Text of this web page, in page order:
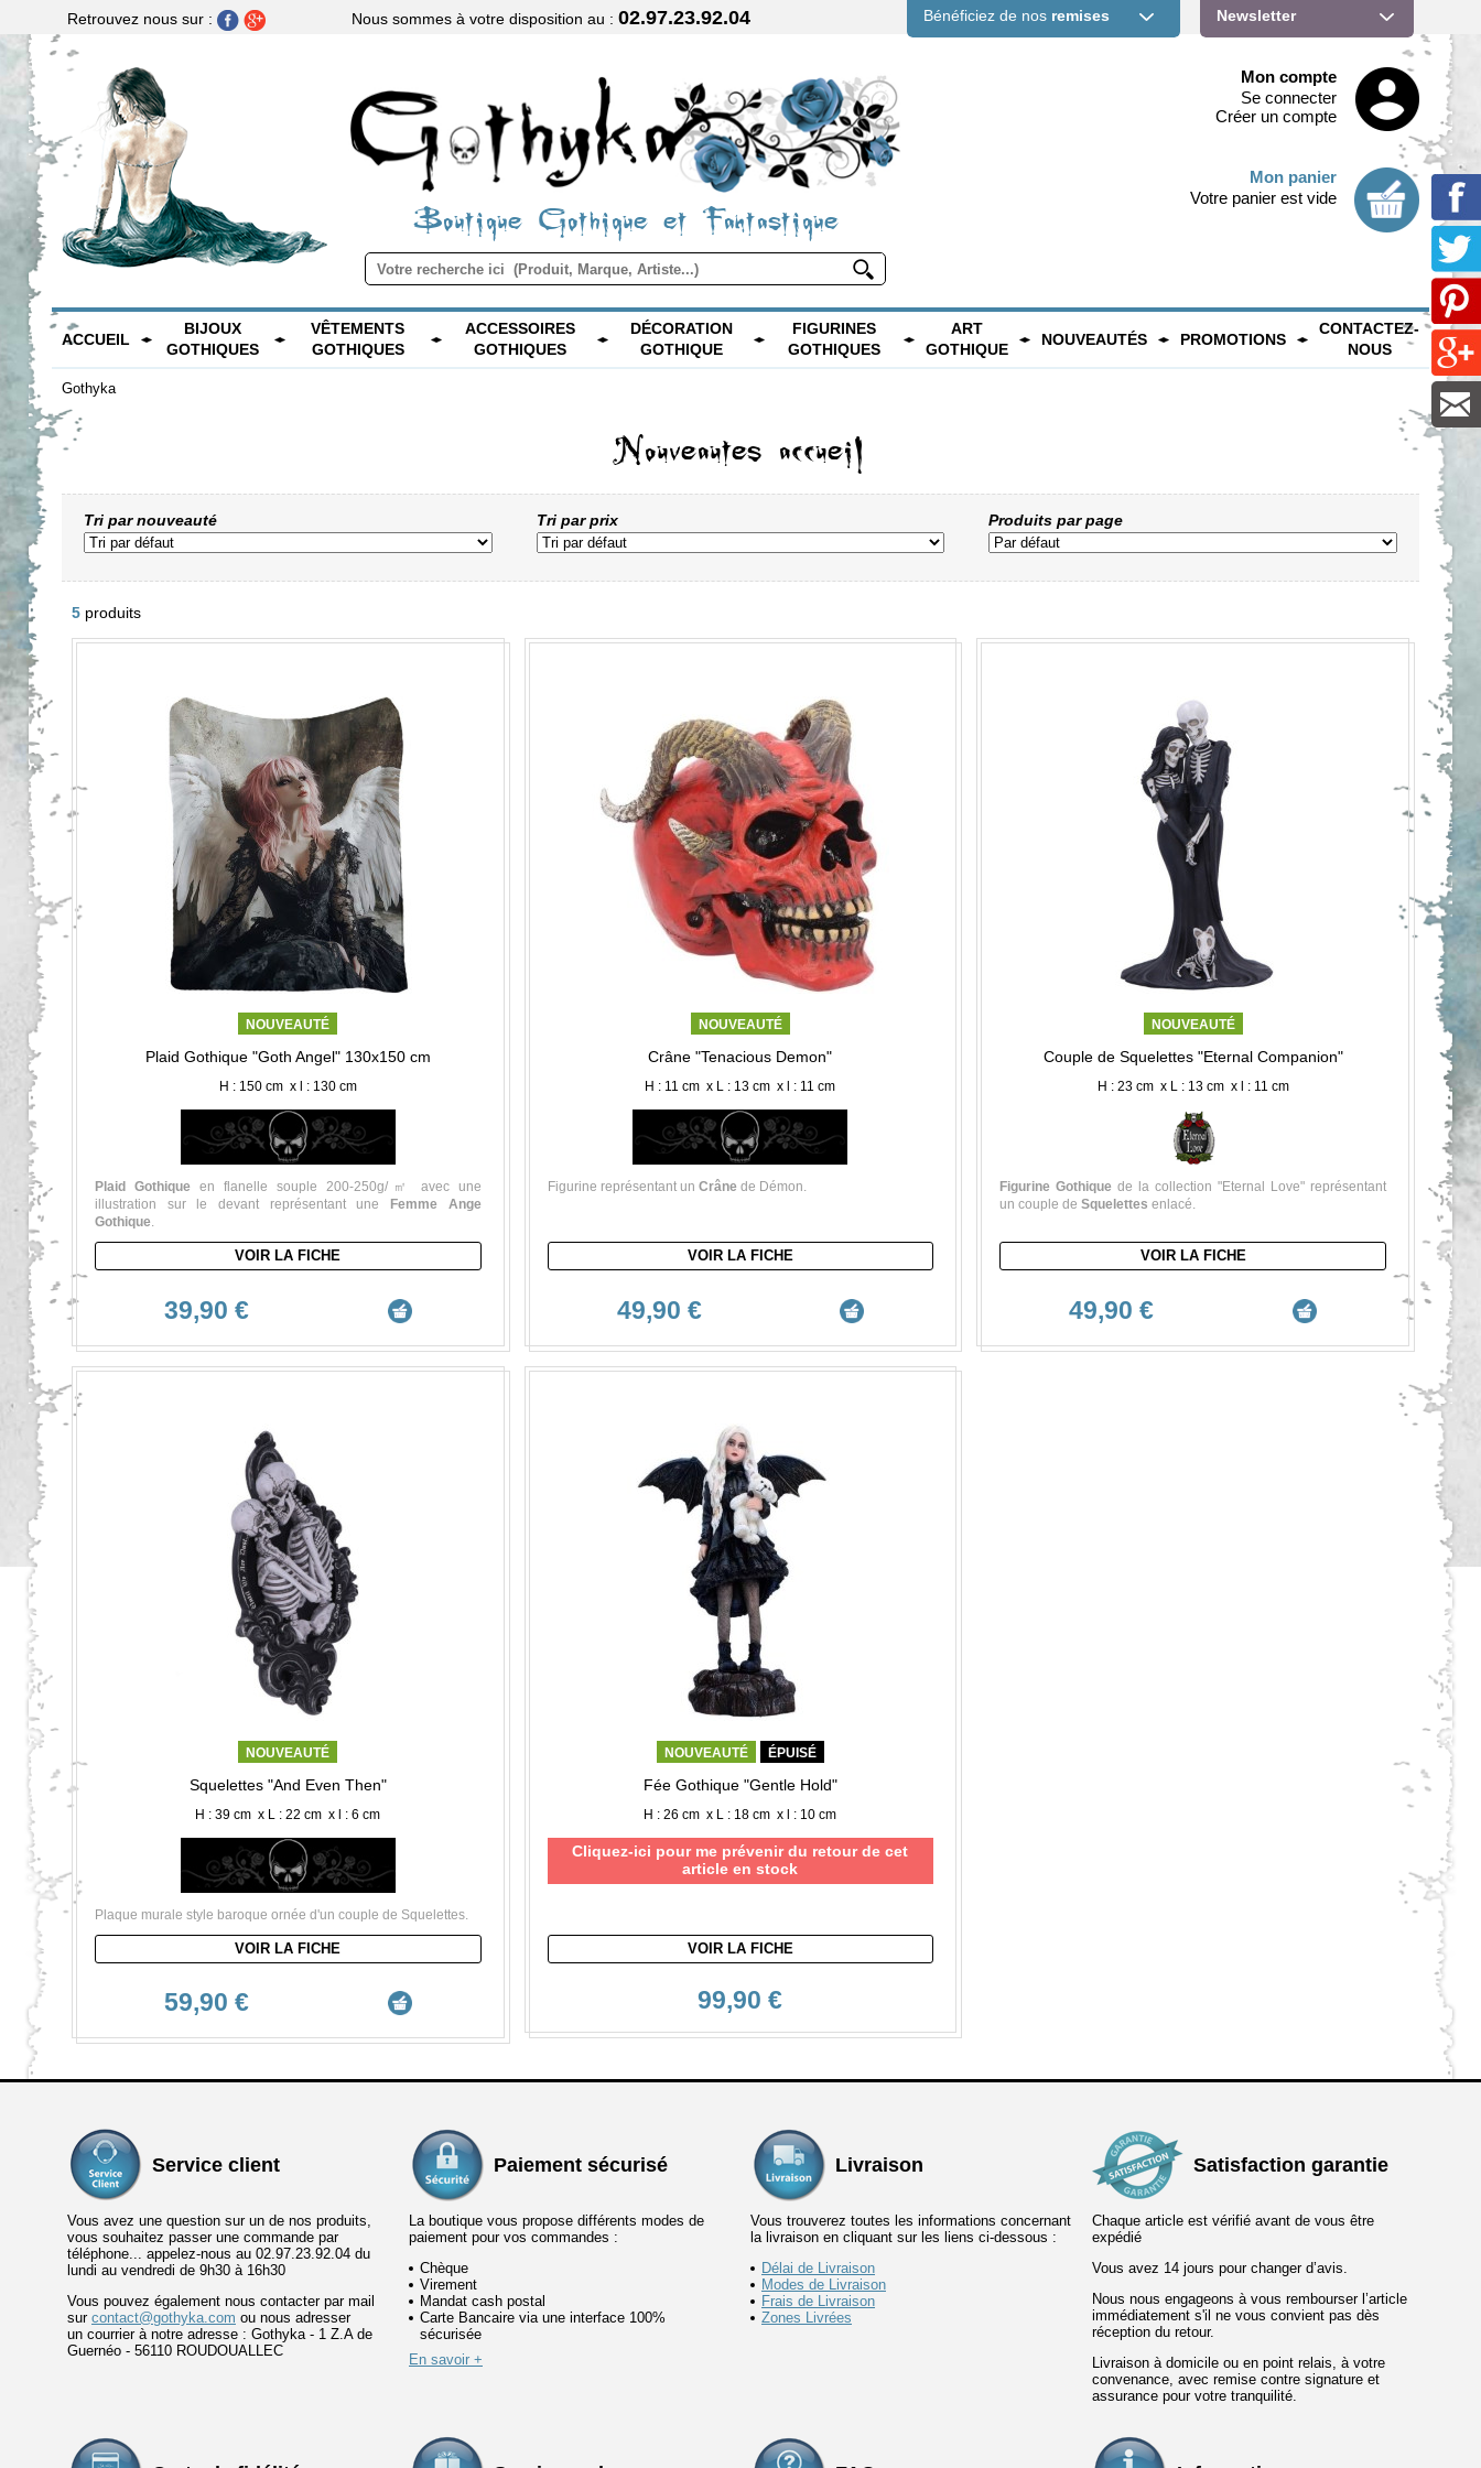
Retrouvez nous sur : Nous sommes à votre disposition au :02.97.23.92.04 Bénéficiez de nos remises Newsletter
Boutique Gothique et Fantastique
Mon compte
Se connecter
Créer un compte
Mon panier
Votre panier est vide
ACCUEIL
BIJOUX
GOTHIQUES
VÊTEMENTS
GOTHIQUES
ACCESSOIRES
GOTHIQUES
DÉCORATION
GOTHIQUE
FIGURINES
GOTHIQUES
ART
GOTHIQUE
NOUVEAUTÉS PROMOTIONS
CONTACTEZ-
NOUS
Gothyka
Nouveautes accueil
Tri par nouveauté Tri par prix Produits par page
5 produits
NOUVEAUTÉ
Plaid Gothique "Goth Angel" 130x150 cm
H : 150 cm x l : 130 cm
Plaid Gothique en flanelle souple 200-250g/㎡ avec une
illustration sur le devant représentant une
Femme Ange
Gothique.
VOIR LA FICHE
39,90 €
NOUVEAUTÉ
Crâne "Tenacious Demon"
H : 11 cm x L : 13 cm x l : 11 cm
Figurine représentant un Crâne de Démon.
VOIR LA FICHE
49,90 €
NOUVEAUTÉ
Couple de Squelettes "Eternal Companion"
H : 23 cm x L : 13 cm x l : 11 cm
Figurine Gothique de la collection "Eternal Love" représentant
un couple deSquelettes enlacé.
VOIR LA FICHE
49,90 €
NOUVEAUTÉ
Squelettes "And Even Then"
H : 39 cm x L : 22 cm x l : 6 cm
Plaque murale style baroque ornée d'un couple de Squelettes.
VOIR LA FICHE
59,90 €
NOUVEAUTÉ ÉPUISÉ
Fée Gothique "Gentle Hold"
H : 26 cm x L : 18 cm x l : 10 cm
Cliquez-ici pour me prévenir du retour de cet
article en stock
VOIR LA FICHE
99,90 €
Service client
Vous avez une question sur un de nos produits,
vous souhaitez passer une commande par
téléphone... appelez-nous au 02.97.23.92.04 du
lundi au vendredi de 9h30 à 16h30
Vous pouvez également nous contacter par mail
sur contact@gothyka.com ou nous adresser
un courrier à notre adresse : Gothyka - 1 Z.A de
Guernéo - 56110 ROUDOUALLEC
Paiement sécurisé
La boutique vous propose différents modes de
paiement pour vos commandes :
Chèque
Virement
Mandat cash postal
Carte Bancaire via une interface 100%
sécurisée
En savoir +
Livraison
Vous trouverez toutes les informations concernant
la livraison en cliquant sur les liens ci-dessous :
Délai de Livraison
Modes de Livraison
Frais de Livraison
Zones Livrées
Satisfaction garantie
Chaque article est vérifié avant de vous être
expédié
Vous avez 14 jours pour changer d’avis.
Nous nous engageons à vous rembourser l’article
immédiatement s'il ne vous convient pas dès
réception du retour.
Livraison à domicile ou en point relais, à votre
convenance, avec remise contre signature et
assurance pour votre tranquilité.